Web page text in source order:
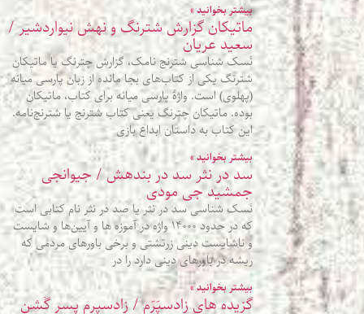
بیشتر بخوانید »
ماتیکان گزارش شترنگ و نهش نیواردشیر /
سعید عریان
نَسک شناسی شترنج نامک، گزارش چترنگ یا ماتیکان
شترنگ یکی از کتاب‌های بجا مانده از زبان پارسی میانه
(پهلوی) است. واژۀ پارسی میانه برای کتاب، ماتیکان
بوده. ماتیکان چترنگ یعنی کتاب شترنج یا شترنج‌نامه.
این کتاب به داستان ابداع بازی
بیشتر بخوانید »
سد در نثر سد در بندهش / جیوانجی
جمشید جی مودی
نَسک شناسی سد در نثر یا صد در نثر نام کتابی است
که در حدود ۱۴۰۰۰ واژه در آموزه‌ ها و آیین‌ها و شایست
و ناشایست دینی زرتشتی و برخی باورهای مردمی که
ریشه در باورهای دینی دارد را در
بیشتر بخوانید »
گزیده‌ های زادسپَرَم / زادسپرم پسر گٌشن‌